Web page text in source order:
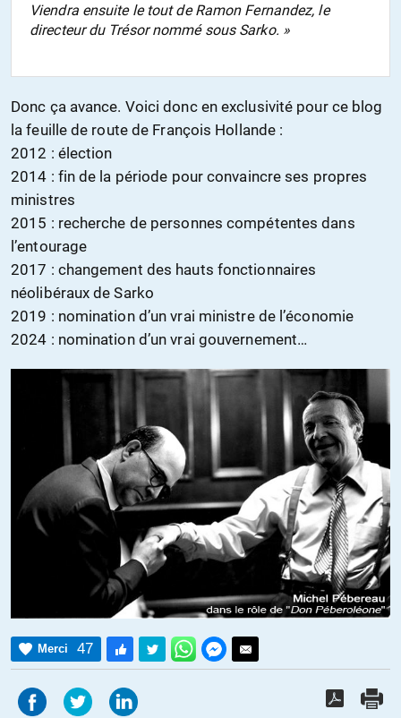
Viendra ensuite le tout de Ramon Fernandez, le
directeur du Trésor nommé sous Sarko. »
Donc ça avance. Voici donc en exclusivité pour ce blog
la feuille de route de François Hollande :
2012 : élection
2014 : fin de la période pour convaincre ses propres
ministres
2015 : recherche de personnes compétentes dans
l’entourage
2017 : changement des hauts fonctionnaires
néolibéraux de Sarko
2019 : nomination d’un vrai ministre de l’économie
2024 : nomination d’un vrai gouvernement…
Merci 47